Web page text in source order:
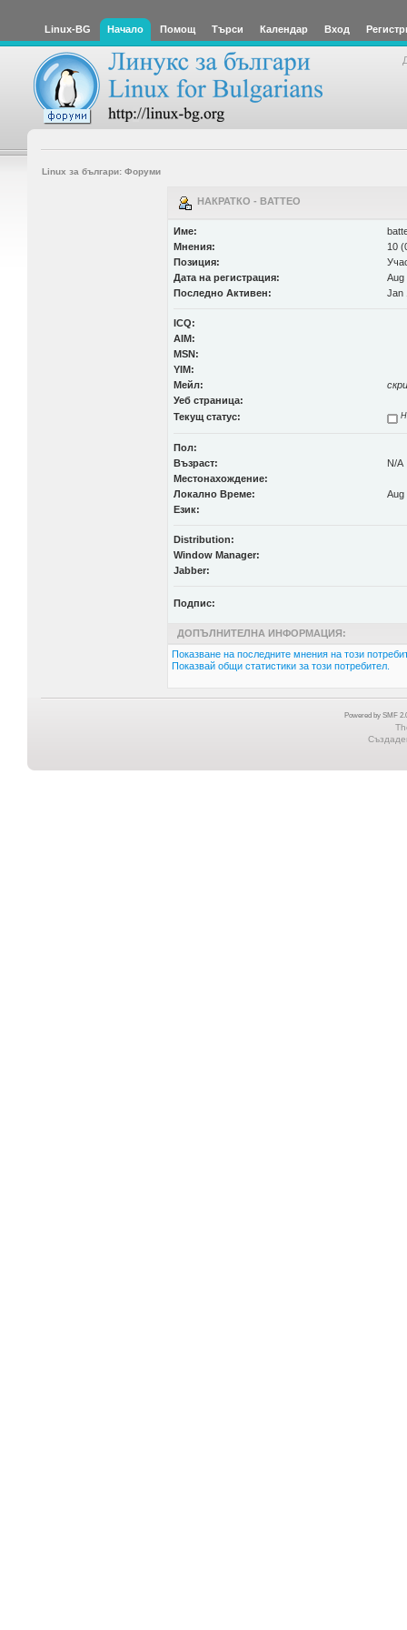
Linux-BG Начало Помощ Търси Календар Вход
Linux за българи: Форуми
НАКРАТКО - BATTEO
Име:
Мнения:
10
Позиция:
Дата на регистрация:
Aug
Последно Активен:
Jan
ICQ:
AIM:
MSN:
YIM:
Мейл:
Уеб страница:
Текущ статус:
Пол:
Възраст:
N/A
Местонахождение:
Локално Време:
Aug
Език:
Distribution:
Window Manager:
Jabber:
Подпис:
ДОПЪЛНИТЕЛНА ИНФОРМАЦИЯ:
Показване на последните мнения на този
Показвай общи статистики за този потребител.
Powered by SMF